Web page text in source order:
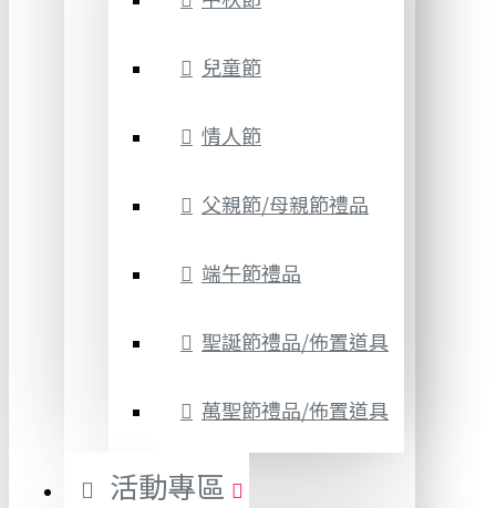
兒童節
情人節
父親節/母親節禮品
端午節禮品
聖誕節禮品/佈置道具
萬聖節禮品/佈置道具
活動專區